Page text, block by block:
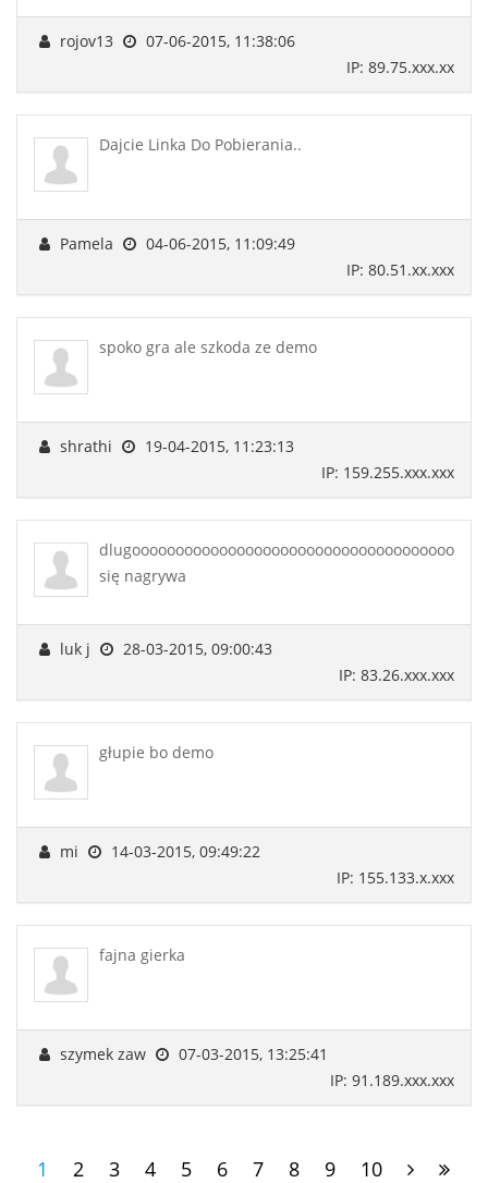
rojov13
07-06-2015, 11:38:06
IP: 89.75.xxx.xx
Dajcie Linka Do Pobierania..
Pamela
04-06-2015, 11:09:49
IP: 80.51.xx.xxx
spoko gra ale szkoda ze demo
shrathi
19-04-2015, 11:23:13
IP: 159.255.xxx.xxx
się nagrywa
luk j
28-03-2015, 09:00:43
IP: 83.26.xxx.xxx
głupie bo demo
mi
14-03-2015, 09:49:22
IP: 155.133.x.xxx
fajna gierka
szymek zaw
07-03-2015, 13:25:41
IP: 91.189.xxx.xxx
1 2 3 4 5 6 7 8 9 10